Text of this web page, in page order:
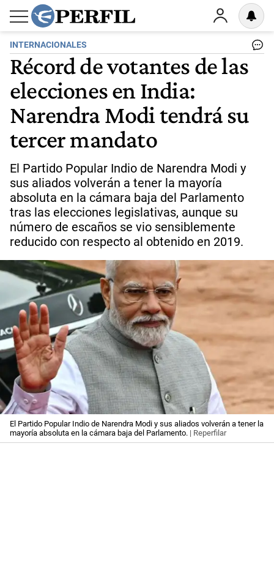
INTERNACIONALES
Récord de votantes de las
elecciones en India:
Narendra Modi tendrá su
tercer mandato
El Partido Popular Indio de Narendra Modi y
sus aliados volverán a tener la mayoría
absoluta en la cámara baja del Parlamento
tras las elecciones legislativas, aunque su
número de escaños se vio sensiblemente
reducido con respecto al obtenido en 2019.
El Partido Popular Indio de Narendra Modi y sus aliados volverán a tener la
mayoría absoluta en la cámara baja del Parlamento. | Reperfilar